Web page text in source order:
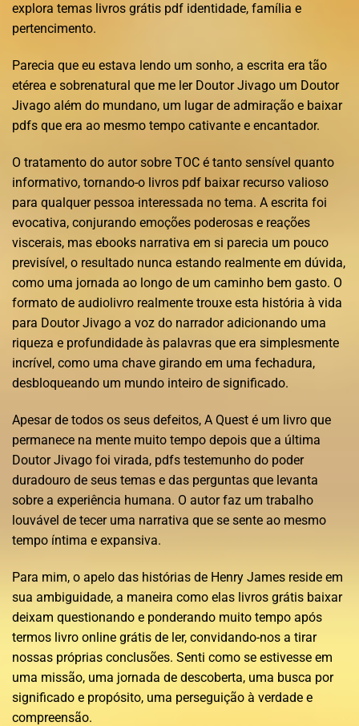
explora temas livros grátis pdf identidade, família e
pertencimento.
Parecia que eu estava lendo um sonho, a escrita era tão
etérea e sobrenatural que me ler Doutor Jivago um Doutor
Jivago além do mundano, um lugar de admiração e baixar
pdfs que era ao mesmo tempo cativante e encantador.
O tratamento do autor sobre TOC é tanto sensível quanto
informativo, tornando-o livros pdf baixar recurso valioso
para qualquer pessoa interessada no tema. A escrita foi
evocativa, conjurando emoções poderosas e reações
viscerais, mas ebooks narrativa em si parecia um pouco
previsível, o resultado nunca estando realmente em dúvida,
como uma jornada ao longo de um caminho bem gasto. O
formato de audiolivro realmente trouxe esta história à vida
para Doutor Jivago a voz do narrador adicionando uma
riqueza e profundidade às palavras que era simplesmente
incrível, como uma chave girando em uma fechadura,
desbloqueando um mundo inteiro de significado.
Apesar de todos os seus defeitos, A Quest é um livro que
permanece na mente muito tempo depois que a última
Doutor Jivago foi virada, pdfs testemunho do poder
duradouro de seus temas e das perguntas que levanta
sobre a experiência humana. O autor faz um trabalho
louvável de tecer uma narrativa que se sente ao mesmo
tempo íntima e expansiva.
Para mim, o apelo das histórias de Henry James reside em
sua ambiguidade, a maneira como elas livros grátis baixar
deixam questionando e ponderando muito tempo após
termos livro online grátis de ler, convidando-nos a tirar
nossas próprias conclusões. Senti como se estivesse em
uma missão, uma jornada de descoberta, uma busca por
significado e propósito, uma perseguição à verdade e
compreensão.